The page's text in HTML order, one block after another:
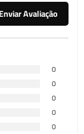
0
0
0
0
0